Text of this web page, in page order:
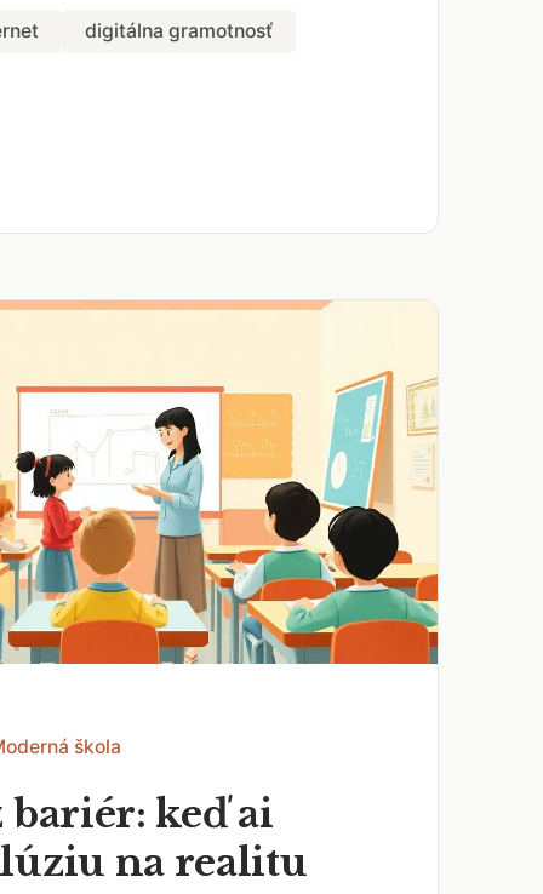
digitálna gramotnosť
škola
bariér: keď ai
na realitu